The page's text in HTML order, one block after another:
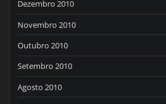
Dezembro 2010
Novembro 2010
Outubro 2010
Setembro 2010
Agosto 2010